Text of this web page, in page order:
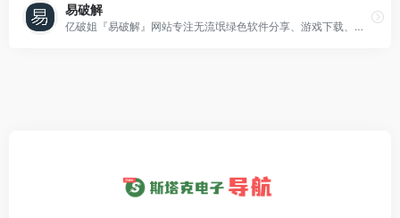
易破解
亿破姐『易破解』网站专注无流氓绿色软件分享、游戏下载、电脑技术、经验教程为一体的站点、安全、纯净、放心、九年磨一剑，不忘初心只为给你最需要的内容。